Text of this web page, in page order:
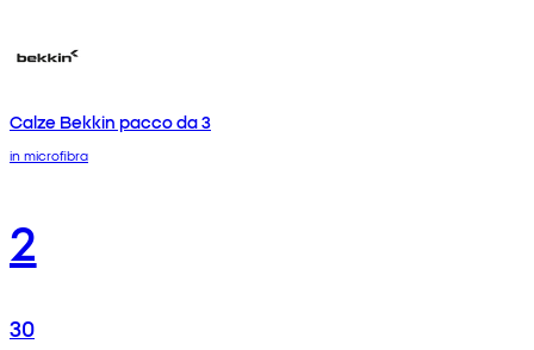
Calze Bekkin pacco da 3
in microfibra
2
30